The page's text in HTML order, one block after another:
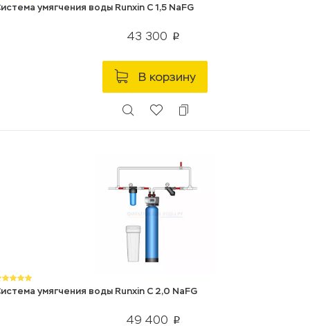
умягчения воды Runxin C 1,5 NaFG
43 300 p
В корзину
умягчения воды Runxin C 2,0 NaFG
49 400 p